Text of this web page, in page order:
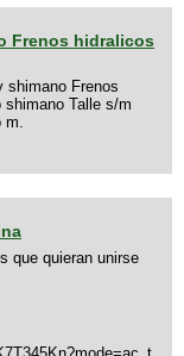
Frenos hidralicos
shimano Frenos
shimano Talle s/m
que quieran unirse